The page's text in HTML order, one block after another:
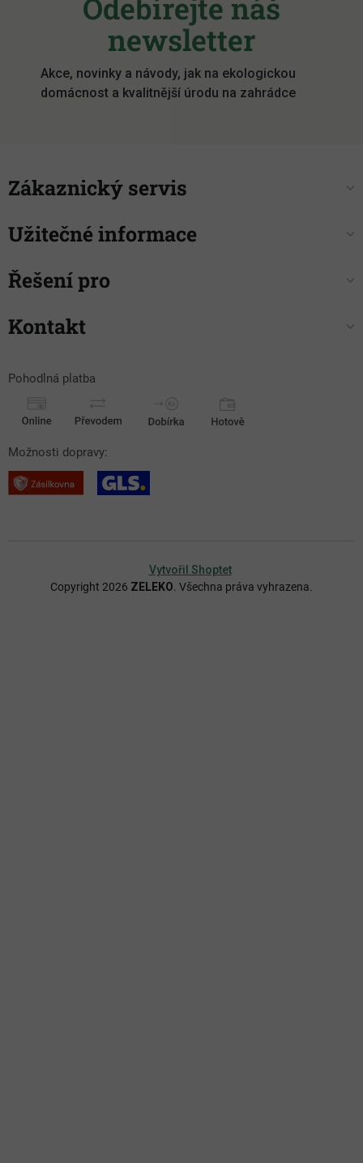
Odebírejte náš
newsletter
Akce, novinky a návody, jak na ekologickou
domácnost a kvalitnější úrodu na zahrádce
Zákaznický servis
Užitečné informace
Řešení pro
Kontakt
Pohodlná platba
Možnosti dopravy:
Vytvořil Shoptet
Copyright 2026 ZELEKO. Všechna práva vyhrazena.